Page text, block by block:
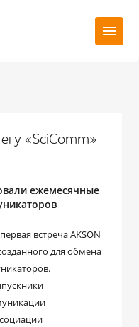
«SciComm»
ежемесячные
встреча AKSON
для обмена